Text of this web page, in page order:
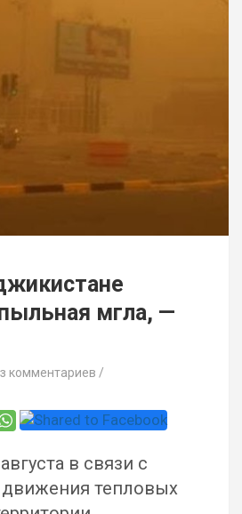
мгла, —
комментариев
в связи с
тепловых